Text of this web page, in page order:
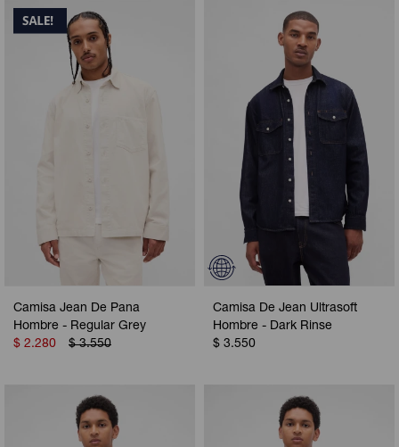
Camisa Jean De Pana
Hombre - Regular Grey
$ 2.280 $ 3.550
Camisa De Jean Ultrasoft
Hombre - Dark Rinse
$ 3.550